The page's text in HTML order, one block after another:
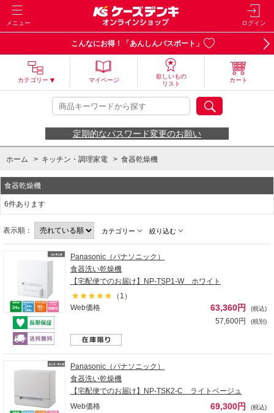
メニュー ログイン
こんなにお得！「あんしんパスポート」
カテゴリー マイページ
欲しいもの
リスト
カート
定期的なパスワード変更のお願い
ホーム > キッチン・調理家電 > 食器乾燥機
食器乾燥機
6件あります
表示順： カテゴリー 絞り込む
Panasonic（パナソニック）
食器洗い乾燥機
【宅配便でのお届け】NP-TSP1-W ホワイト
（1）
Web価格
63,360円 (税込)
57,600円 (税別)
Panasonic（パナソニック）
食器洗い乾燥機
【宅配便でのお届け】NP-TSK2-C ライトベージュ
Web価格
69,300円 (税込)